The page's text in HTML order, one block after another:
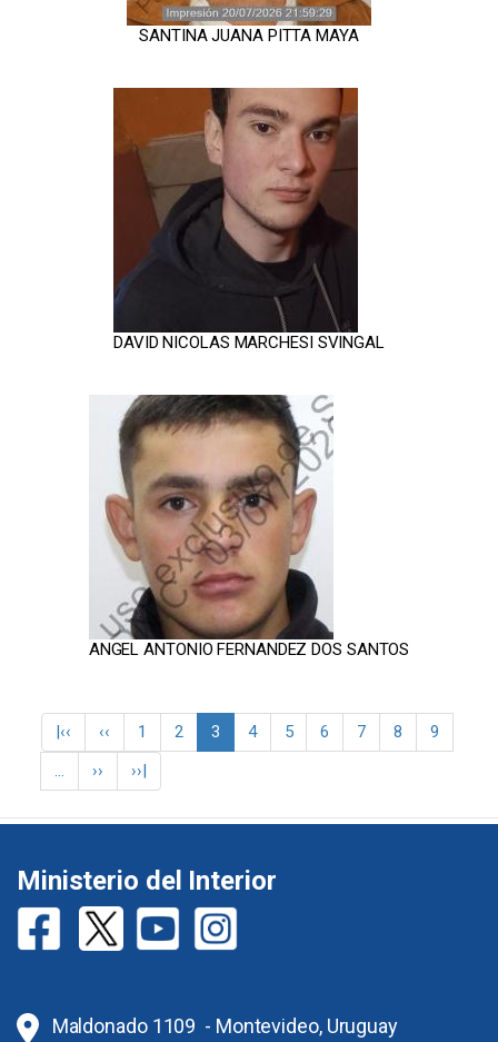
SANTINA JUANA PITTA MAYA
DAVID NICOLAS MARCHESI SVINGAL
ANGEL ANTONIO FERNANDEZ DOS SANTOS
Paginación
Primera
página
|‹‹
Página
anterior
‹‹ Página
1 Página
2
Página
actual
3 Página
4 Página
5 Página
6 Página
7 Página
8 Página
9
…
Siguiente
página
››
Última
página
››|
Ministerio del Interior
Maldonado 1109 - Montevideo, Uruguay